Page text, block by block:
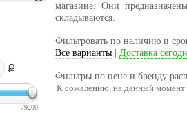
магазине. Они
складываются.
Фильтровать по наличию и
Все варианты
Доставка
Фильтры по цене и бренду
Ք
79200
К сожалению, на данный момент